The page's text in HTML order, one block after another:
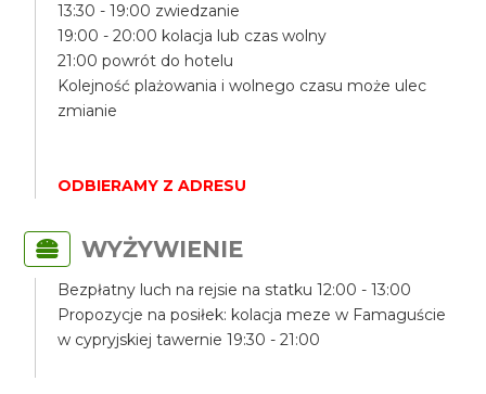
13:30 - 19:00 zwiedzanie
19:00 - 20:00 kolacja lub czas wolny
21:00 powrót do hotelu
Kolejność plażowania i wolnego czasu może ulec
zmianie
ODBIERAMY Z ADRESU
WYŻYWIENIE
Bezpłatny luch na rejsie na statku 12:00 - 13:00
Propozycje na posiłek: kolacja meze w Famaguście
w cypryjskiej tawernie 19:30 - 21:00